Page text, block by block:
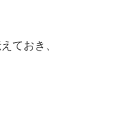
ておき、